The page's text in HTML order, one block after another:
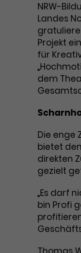
NRW-
Landes
Projekt
für
dem
Die enge
bietet
direkten
gezielt
„Es darf
bin Profi